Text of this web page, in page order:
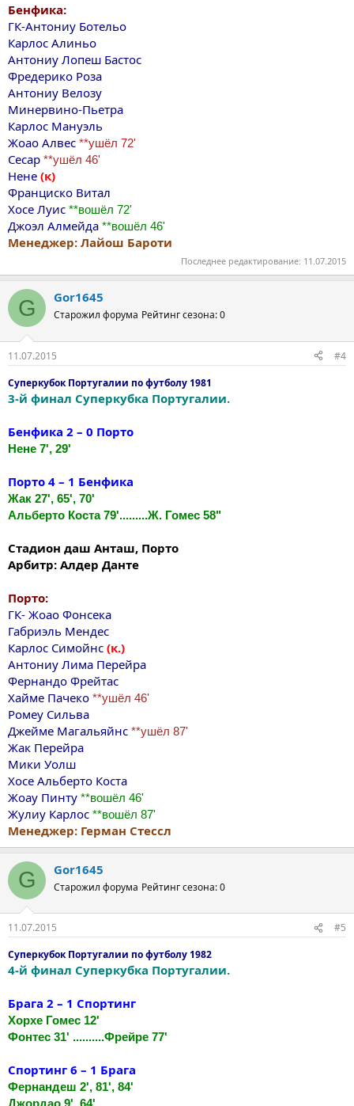
Бенфика:
ГК-Антониу Ботельо
Карлос Aлиньо
Антониу Лопеш Бастос
Фредерико Роза
Антониу Велозу
Минервино-Пьетра
Карлос Мануэль
Жоао Алвес **ушёл 72'
Сесар **ушёл 46'
Нене (к)
Франциско Витал
Хосе Луис **вошёл 72'
Джоэл Алмейда **вошёл 46'
Менеджер: Лайош Бароти
Последнее редактирование: 11.07.2015
G Gor1645
Старожил форума Рейтинг сезона: 0
11.07.2015
#4
Суперкубок Португалии по футболу 1981
3-й финал Суперкубка Португалии.
Бенфика 2 – 0 Порто
Нене 7', 29'
Порто 4 – 1 Бенфика
Жак 27', 65', 70'
Альберто Коста 79'.........Ж. Гомес 58"
Стадион даш Анташ, Порто
Арбитр: Алдер Данте
Порто:
ГК- Жоао Фонсека
Габриэль Мендес
Карлос Симойнс (к.)
Антониу Лима Перейра
Фернандо Фрейтас
Хайме Пачеко **ушёл 46'
Ромеу Сильва
Джейме Магальяйнс **ушёл 87'
Жак Перейра
Мики Уолш
Хосе Альберто Коста
Жоау Пинту **вошёл 46'
Жулиу Карлос **вошёл 87'
Менеджер: Герман Стессл
G Gor1645
Старожил форума Рейтинг сезона: 0
11.07.2015
#5
Суперкубок Португалии по футболу 1982
4-й финал Суперкубка Португалии.
Брага 2 – 1 Спортинг
Хорхе Гомес 12'
Фонтес 31' ..........Фрейре 77'
Спортинг 6 – 1 Брага
Фернандеш 2', 81', 84'
Джордао 9', 64'